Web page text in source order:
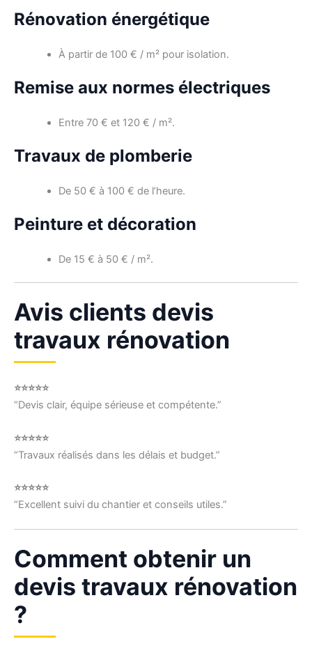
Rénovation énergétique
À partir de 100 € / m² pour isolation.
Remise aux normes électriques
Entre 70 € et 120 € / m².
Travaux de plomberie
De 50 € à 100 € de l’heure.
Peinture et décoration
De 15 € à 50 € / m².
Avis clients devis
travaux rénovation
⭐⭐⭐⭐⭐
“Devis clair, équipe sérieuse et compétente.”
⭐⭐⭐⭐⭐
“Travaux réalisés dans les délais et budget.”
⭐⭐⭐⭐⭐
“Excellent suivi du chantier et conseils utiles.”
Comment obtenir un
devis travaux rénovation
?